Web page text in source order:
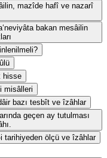
mazîde hafî ve nazarî
bakan mesâilin
hisse
misâlleri
bazı tesbît ve îzâhlar
geçen ay tutulması
tarihiyeden ölçü ve îzâhlar